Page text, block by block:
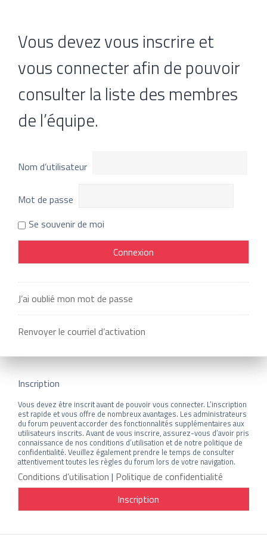
Vous devez vous inscrire et
vous connecter afin de pouvoir
consulter la liste des membres
de l’équipe.
Nom d’utilisateur
Mot de passe
Se souvenir de moi
J’ai oublié mon mot de passe
Renvoyer le courriel d’activation
Inscription
Vous devez être inscrit avant de pouvoir vous connecter. L’inscription
est rapide et vous offre de nombreux avantages. Les administrateurs
du forum peuvent accorder des fonctionnalités supplémentaires aux
utilisateurs inscrits. Avant de vous inscrire, assurez-vous d’avoir pris
connaissance de nos conditions d’utilisation et de notre politique de
confidentialité. Veuillez également prendre le temps de consulter
attentivement toutes les règles du forum lors de votre navigation.
Conditions d’utilisation | Politique de confidentialité
Inscription